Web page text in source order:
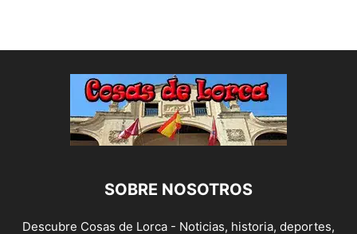
SOBRE NOSOTROS
Descubre Cosas de Lorca - Noticias, historia, deportes,